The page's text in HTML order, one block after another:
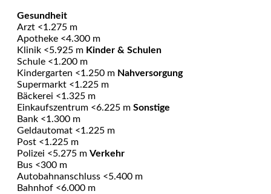
Gesundheit
Arzt <1.275 m
Apotheke <4.300 m
Klinik <5.925 m Kinder & Schulen
Schule <1.200 m
Kindergarten <1.250 m Nahversorgung
Supermarkt <1.225 m
Bäckerei <1.325 m
Einkaufszentrum <6.225 m Sonstige
Bank <1.300 m
Geldautomat <1.225 m
Post <1.225 m
Polizei <5.275 m Verkehr
Bus <300 m
Autobahnanschluss <5.400 m
Bahnhof <6.000 m